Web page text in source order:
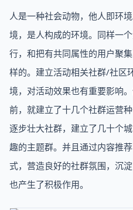
人是一种社会动物，他人即环
境，是人构成的环境。同样一
行，和把有共同属性的用户聚
样的。建立活动相关社群/社区
境，对活动效果也有重要影响
前，就建立了十几个社群运营
逐步壮大社群，建立了几十个
趣的主题群。并且通过内容推
式，营造良好的社群氛围，沉
也产生了积极作用。